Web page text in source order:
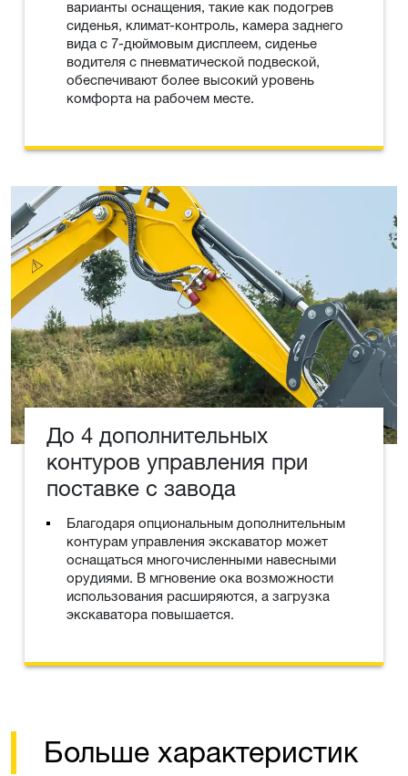
варианты оснащения, такие как подогрев
сиденья, климат-контроль, камера заднего
вида с 7-дюймовым дисплеем, сиденье
водителя с пневматической подвеской,
обеспечивают более высокий уровень
комфорта на рабочем месте.
До 4 дополнительных
контуров управления при
поставке с завода
Благодаря опциональным дополнительным
контурам управления экскаватор может
оснащаться многочисленными навесными
орудиями. В мгновение ока возможности
использования расширяются, а загрузка
экскаватора повышается.
Больше характеристик